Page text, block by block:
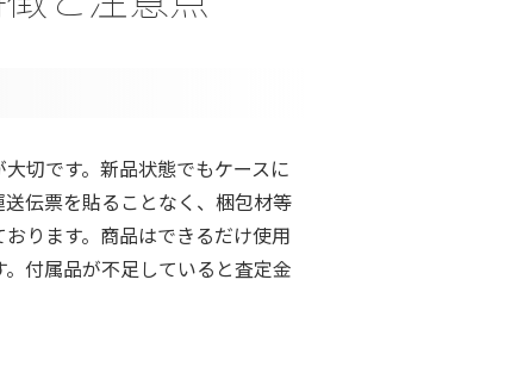
切です。新品状態でもケースに
伝票を貼ることなく、梱包材等
ります。商品はできるだけ使用
付属品が不足していると査定金